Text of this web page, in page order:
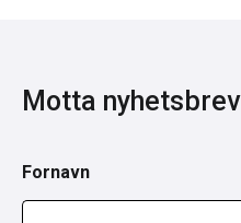
Motta nyhetsbrev
Fornavn